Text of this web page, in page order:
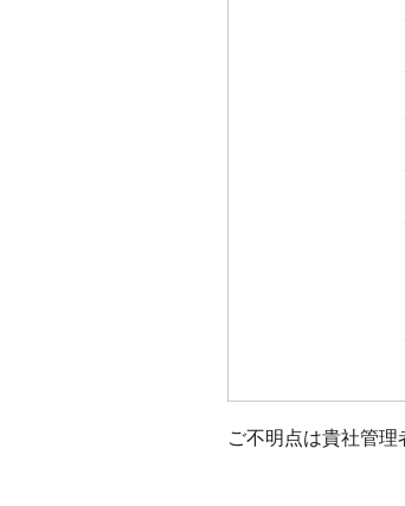
ご不明点は貴社管理